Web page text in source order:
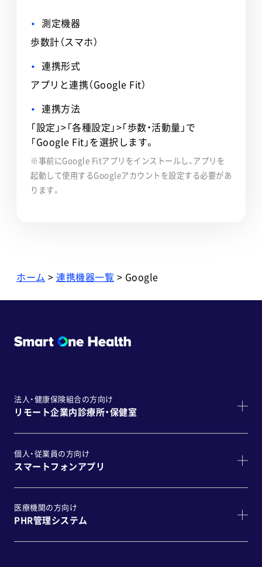
測定機器
歩数計（スマホ）
連携形式
アプリと連携（Google Fit）
連携方法
「設定」>「各種設定」>「歩数・活動量」で
「Google Fit」を選択します。
※事前にGoogle Fitアプリをインストールし、アプリを
起動して使用するGoogleアカウントを設定する必要があ
ります。
ホーム > 連携機器一覧 > Google
法人・健康保険組合の方向け
リモート企業内診療所・保健室
個人・従業員の方向け
スマートフォンアプリ
医療機関の方向け
PHR管理システム